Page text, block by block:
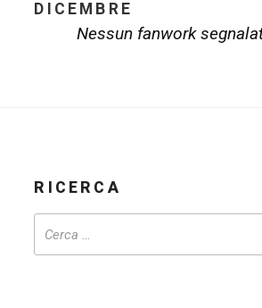
DICEMBRE
Nessun fanwork
RICERCA